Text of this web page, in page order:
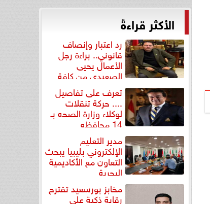
الأكثر قراءةً
رد اعتبار وإنصاف
قانوني.. براءة رجل
الأعمال يحيى
الصعيدي من كافة
التهم... تعرف على تفاصيل
.... حركة تنقلات
لوكلاء وزارة الصحه بـ
14 محافظه
مدير التعليم
الإلكتروني بليبيا يبحث
التعاون مع الأكاديمية
البحرية
مخابز بورسعيد تقترح
رقابة ذكية على